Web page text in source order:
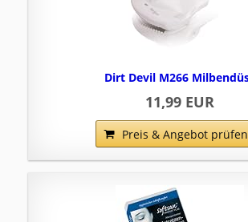
Dirt Devil M266
11,99 EUR
Preis & Angebot